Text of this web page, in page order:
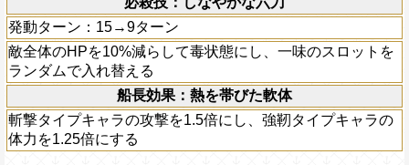
発動ターン：15→9ターン
敵全体のHPを10%減らして毒状態にし、一味のスロットを
ランダムで入れ替える
船長効果：熱を帯びた軟体
斬撃タイプキャラの攻撃を1.5倍にし、強靭タイプキャラの
体力を1.25倍にする